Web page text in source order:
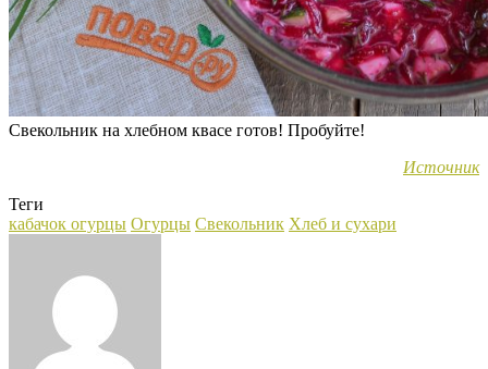
Свекольник на хлебном квасе готов! Пробуйте!
Источник
Теги
кабачок огурцы Огурцы Свекольник Хлеб и сухари